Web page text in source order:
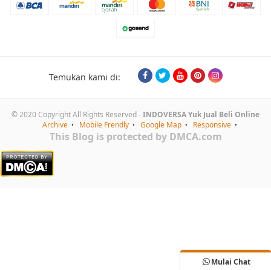
Temukan kami di:
© 2020 Copyright All Rights Reserved -INDOVERSA Yuk Jual Beli Online
Archive
Mobile Frendly Google Map Responsive
This Blog is protected by DMCA.com
Mulai Chat